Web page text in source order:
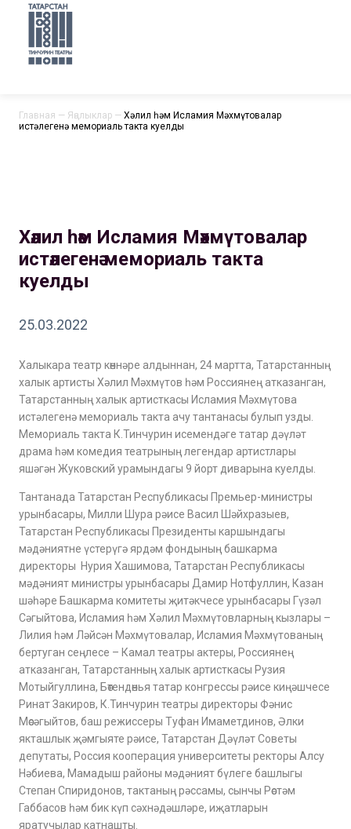
Главная — Яңалыклар — Хәлил һәм Исламия Мәхмүтовалар
истәлегенә мемориаль такта куелды
Хәлил һәм Исламия Мәхмүтовалар
истәлегенә мемориаль такта
куелды
25.03.2022
Халыкара театр көннәре алдыннан, 24 мартта, Татарстанның
халык артисты Хәлил Мәхмүтов һәм Россиянең атказанган,
Татарстанның халык артисткасы Исламия Мәхмүтова
истәлегенә мемориаль такта ачу тантанасы булып узды.
Мемориаль такта К.Тинчурин исемендәге татар дәүләт
драма һәм комедия театрының легендар артистлары
яшәгән Жуковский урамындагы 9 йорт диварына куелды.
Тантанада Татарстан Республикасы Премьер-министры
урынбасары, Милли Шура рәисе Васил Шәйхразыев,
Татарстан Республикасы Президенты каршындагы
мәдәниятне үстерүгә ярдәм фондының башкарма
директоры Нурия Хашимова, Татарстан Республикасы
мәдәният министры урынбасары Дамир Нотфуллин, Казан
шәһәре Башкарма комитеты җитәкчесе урынбасары Гүзәл
Сәгыйтова, Исламия һәм Хәлил Мәхмүтовларның кызлары –
Лилия һәм Ләйсән Мәхмүтовалар, Исламия Мәхмүтованың
бертуган сеңлесе – Камал театры актеры, Россиянең
атказанган, Татарстанның халык артисткасы Рузия
Мотыйгуллина, Бөтендөнья татар конгрессы рәисе киңәшчесе
Ринат Закиров, К.Тинчурин театры директоры Фәнис
Мөсәгыйтов, баш режиссеры Туфан Имаметдинов, Әлки
якташлык җәмгыяте рәисе, Татарстан Дәүләт Советы
депутаты, Россия кооперация университеты ректоры Алсу
Нәбиева, Мамадыш районы мәдәният бүлеге башлыгы
Степан Спиридонов, тактаның рәссамы, сынчы Рөстәм
Габбасов һәм бик күп сәхнәдәшләре, иҗатларын
яратучылар катнашты.